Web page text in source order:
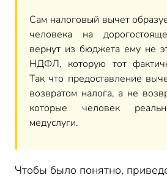
Сам налоговый вычет
человека на
вернут из бюджета ему не
НДФЛ, которую тот
Так что предоставление
возвратом налога, а не
которые человек
медуслуги.
Чтобы было понятно,